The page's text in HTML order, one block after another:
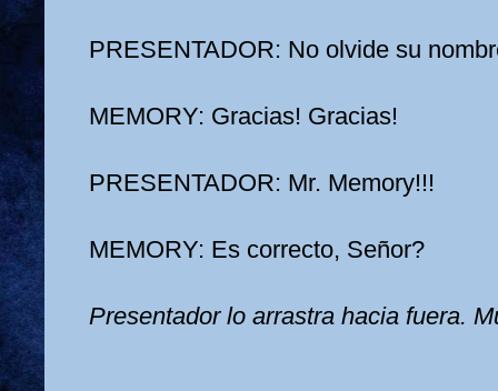
PRESENTADOR: No olvide su
MEMORY: Gracias! Gracias!
PRESENTADOR: Mr. Memory!!!
MEMORY: Es correcto, Señor?
Presentador lo arrastra hacia fuera.